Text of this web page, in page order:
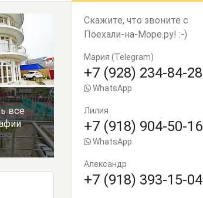
все
Скажите, что звоните с
Поехали-на-Море.ру! :-)
Мария (Telegram)
+7 (928) 234-84-28
WhatsApp
Лилия
+7 (918) 904-50-16
WhatsApp
Александр
+7 (918) 393-15-04